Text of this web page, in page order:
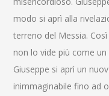
modo si aprì alla
terreno del Messia.
non lo vide più come
Giuseppe si aprì un
inimmaginabile fino ad